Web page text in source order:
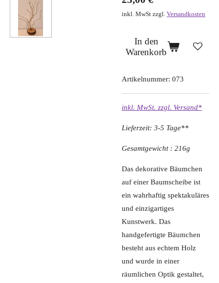
inkl. MwSt zzgl. Versandkosten
In den
Warenkorb
Artikelnummer: 073
inkl. MwSt. zzgl. Versand*
Lieferzeit: 3-5 Tage**
Gesamtgewicht : 216g
Das dekorative Bäumchen
auf einer Baumscheibe ist
ein wahrhaftig spektakuläres
und einzigartiges
Kunstwerk. Das
handgefertigte Bäumchen
besteht aus echtem Holz
und wurde in einer
räumlichen Optik gestaltet,